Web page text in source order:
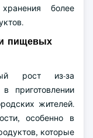
более
пищевых
рост из-за
приготовлении
жителей.
особенно в
которые